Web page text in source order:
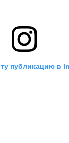
публикацию в